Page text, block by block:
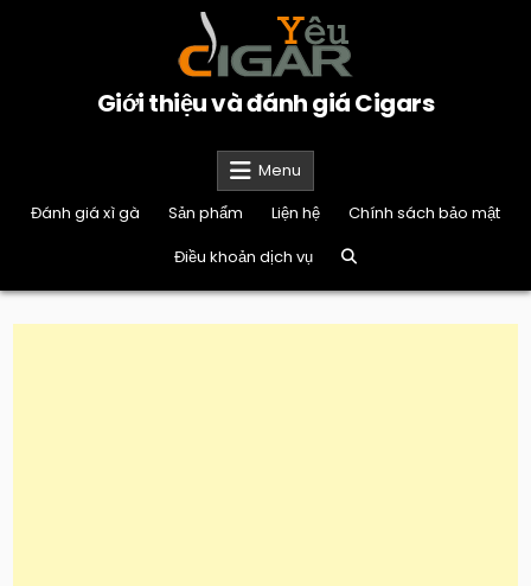
Giới thiệu và đánh giá Cigars
Menu
Đánh giá xì gà
Sản phẩm Liện hệ
Chính sách bảo mật
Điều khoản dịch vụ